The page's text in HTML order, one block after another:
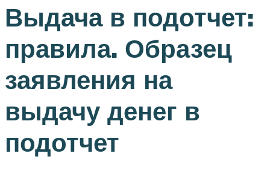
Выдача в подотчет:
правила. Образец
заявления на
выдачу денег в
подотчет